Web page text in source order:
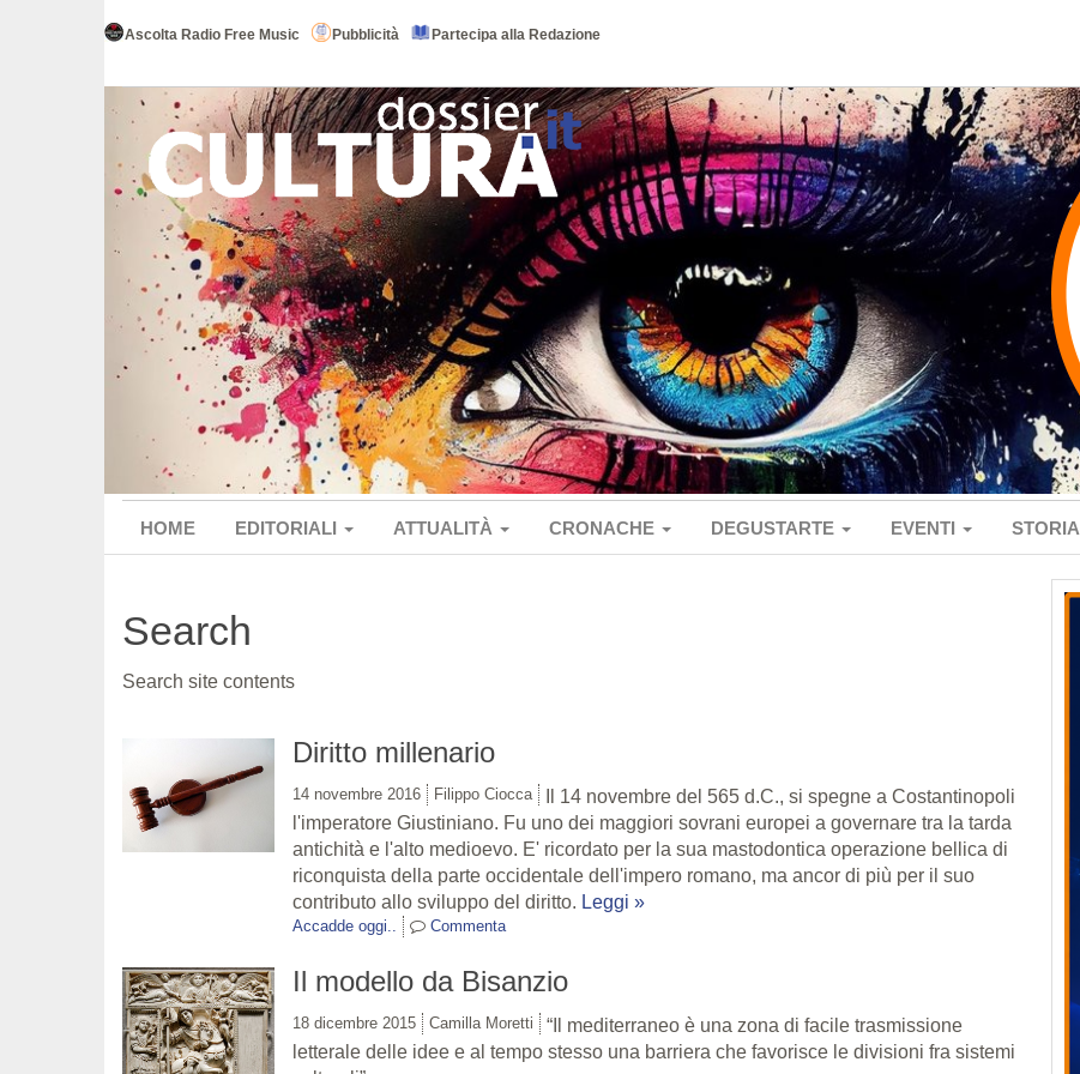
Ascolta Radio Free Music Pubblicità Partecipa alla Redazione
HOME EDITORIALI ATTUALITÀ CRONACHE DEGUSTARTE EVENTI STORIA
Search
Search site contents
Diritto millenario
14 novembre 2016 Filippo Ciocca
Il 14 novembre del 565 d.C., si spegne a Costantinopoli
l'imperatore Giustiniano. Fu uno dei maggiori sovrani europei a governare tra la tarda
antichità e l'alto medioevo. E' ricordato per la sua mastodontica operazione bellica di
riconquista della parte occidentale dell'impero romano, ma ancor di più per il suo
contributo allo sviluppo del diritto. Leggi »
Accadde oggi.. Commenta
Il modello da Bisanzio
18 dicembre 2015 Camilla Moretti
“Il mediterraneo è una zona di facile trasmissione
letterale delle idee e al tempo stesso una barriera che favorisce le divisioni fra sistemi